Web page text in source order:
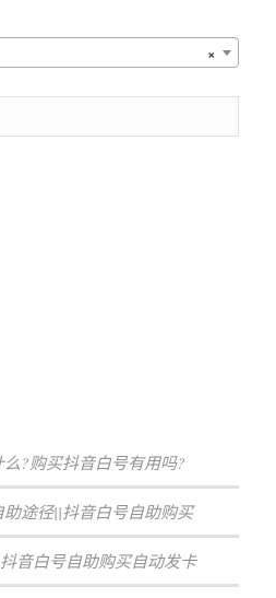
×
?购买抖音白号有用吗?
途径||抖音白号自助购买
音白号自助购买自动发卡